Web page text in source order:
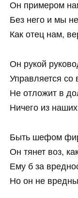
Он примером
Без него и мы
Как отец нам,
Он рукой
Управляется со
Не отложит в
Ничего из
Быть шефом
Он тянет воз,
Ему б за
Но он не